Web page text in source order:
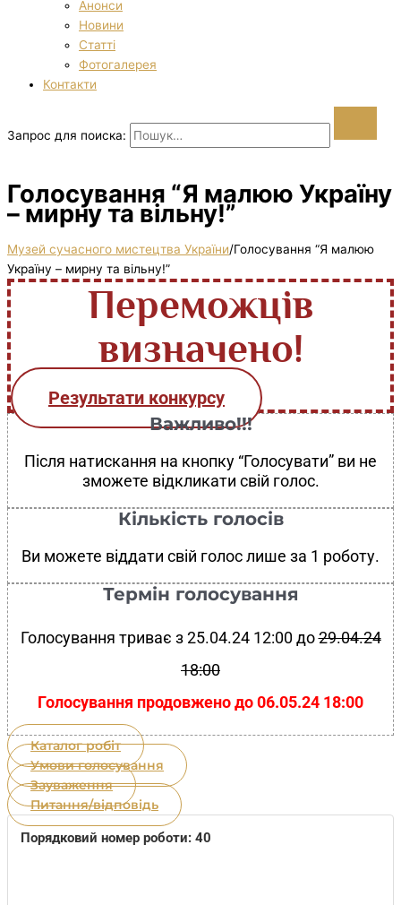
Анонси
Новини
Статті
Фотогалерея
Контакти
Запрос для поиска:
Голосування “Я малюю Україну
– мирну та вільну!”
Музей сучасного мистецтва України/Голосування “Я малюю
Україну – мирну та вільну!”
Переможців
визначено!
Результати конкурсу
Важливо!!!
Після натискання на кнопку “Голосувати” ви не
зможете відкликати свій голос.
Кількість голосів
Ви можете віддати свій голос лише за 1 роботу.
Термін голосування
Голосування триває з 25.04.24 12:00 до29.04.24
18:00
Голосування продовжено до 06.05.24 18:00
Каталог робіт
Умови голосування
Зауваження
Питання/відповідь
Порядковий номер роботи: 40